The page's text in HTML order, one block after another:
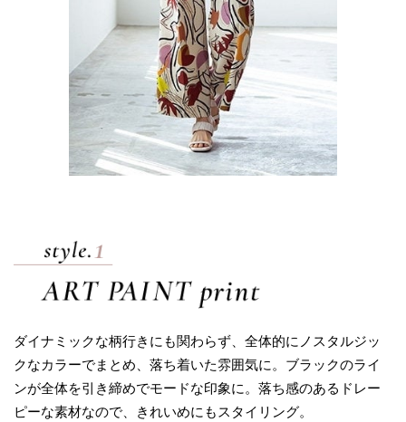
ダイナミックな柄行きにも関わらず、全体的にノスタルジッ
クなカラーでまとめ、落ち着いた雰囲気に。ブラックのライ
ンが全体を引き締めでモードな印象に。落ち感のあるドレー
ピーな素材なので、きれいめにもスタイリング。